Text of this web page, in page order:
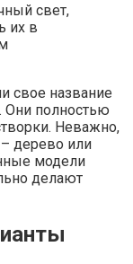
свет,
их в
свое название
Они полностью
Неважно,
– дерево или
модели
делают